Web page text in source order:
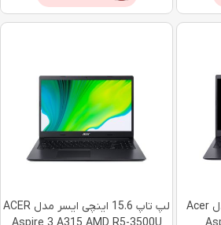
لپ تاپ 15 اینچی ایسر مدل Acer
لپ تاپ 15.6 اینچی ایسر مدل ACER